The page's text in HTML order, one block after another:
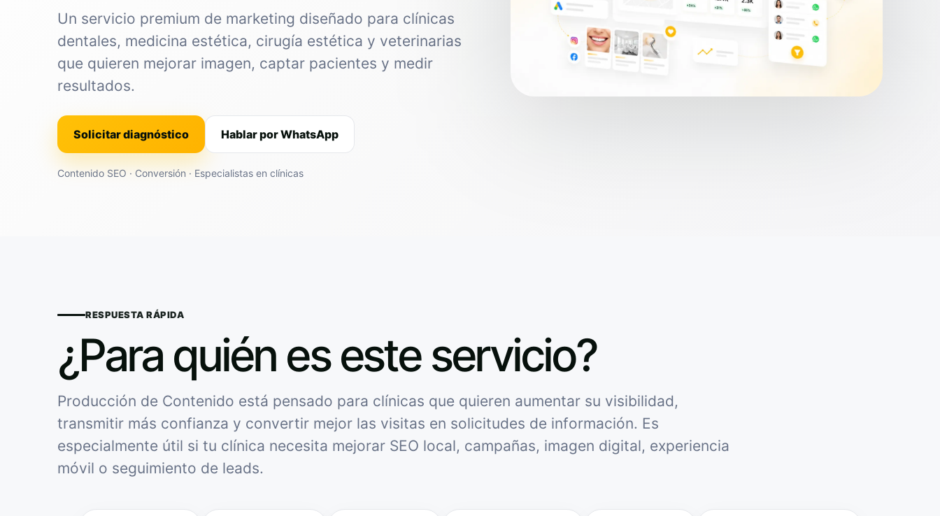
Un servicio premium de marketing diseñado para clínicas
dentales, medicina estética, cirugía estética y veterinarias
que quieren mejorar imagen, captar pacientes y medir
resultados.
Solicitar diagnóstico Hablar por WhatsApp
Contenido SEO · Conversión · Especialistas en clínicas
RESPUESTA RÁPIDA
¿Para quién es este servicio?
Producción de Contenido está pensado para clínicas que quieren aumentar su visibilidad,
transmitir más confianza y convertir mejor las visitas en solicitudes de información. Es
especialmente útil si tu clínica necesita mejorar SEO local, campañas, imagen digital, experiencia
móvil o seguimiento de leads.